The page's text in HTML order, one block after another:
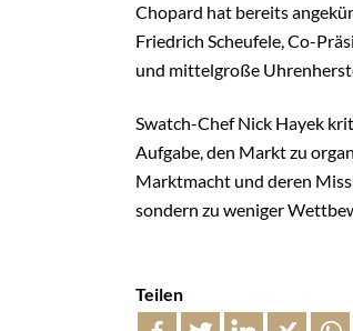
Chopard hat bereits
Friedrich Scheufele, Co-
und mittelgroße
Swatch-Chef Nick Hayek
Aufgabe, den Markt zu
Marktmacht und deren
sondern zu weniger
Teilen